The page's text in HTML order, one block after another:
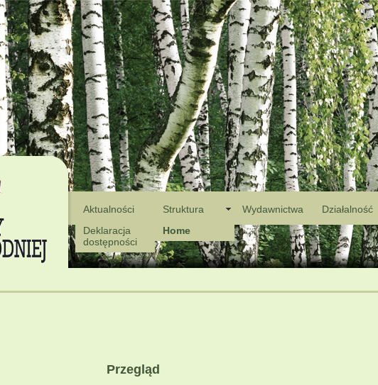
Aktualności Struktura Wydawnictwa Działalność
Deklaracja
dostępności
Home
Przegląd